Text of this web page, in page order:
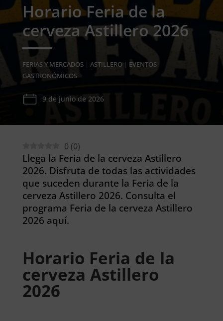
Horario Feria de la
cerveza Astillero 2026
FERIAS Y MERCADOS| ASTILLERO| EVENTOS
GASTRONÓMICOS
9 de junio de 2026
0 (0)
Llega la Feria de la cerveza Astillero
2026. Disfruta de todas las actividades
que suceden durante la Feria de la
cerveza Astillero 2026. Consulta el
programa Feria de la cerveza Astillero
2026 aquí.
Horario Feria de la
cerveza Astillero
2026